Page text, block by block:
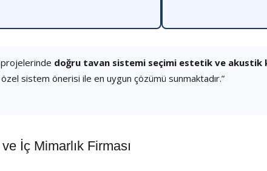
doğru tavan sistemi seçimi estetik ve akustik
sistem önerisi ile en uygun çözümü sunmaktadır.”
İç Mimarlık Firması